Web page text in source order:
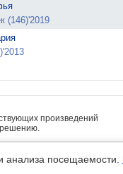
(146)'2019
произведений
анализа посещаемости.